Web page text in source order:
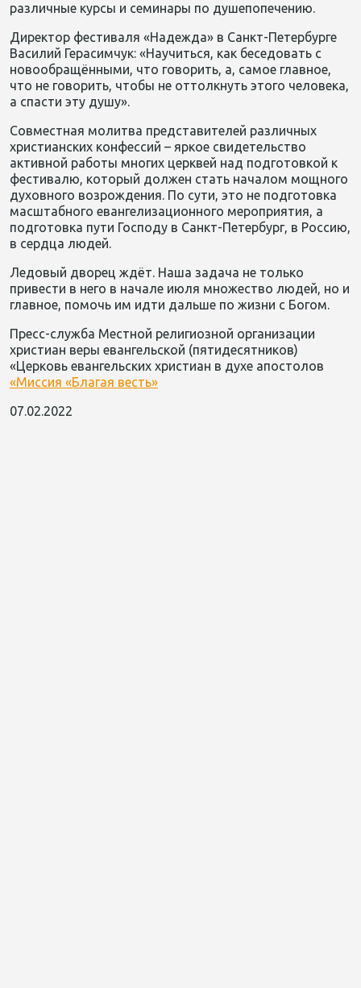
различные курсы и семинары по душепопечению.
Директор фестиваля «Надежда» в Санкт-Петербурге
Василий Герасимчук: «Научиться, как беседовать с
новообращёнными, что говорить, а, самое главное,
что не говорить, чтобы не оттолкнуть этого человека,
а спасти эту душу».
Совместная молитва представителей различных
христианских конфессий – яркое свидетельство
активной работы многих церквей над подготовкой к
фестивалю, который должен стать началом мощного
духовного возрождения. По сути, это не подготовка
масштабного евангелизационного мероприятия, а
подготовка пути Господу в Санкт-Петербург, в Россию,
в сердца людей.
Ледовый дворец ждёт. Наша задача не только
привести в него в начале июля множество людей, но и
главное, помочь им идти дальше по жизни с Богом.
Пресс-служба Местной религиозной организации
христиан веры евангельской (пятидесятников)
«Церковь евангельских христиан в духе апостолов
«Миссия «Благая весть»
07.02.2022